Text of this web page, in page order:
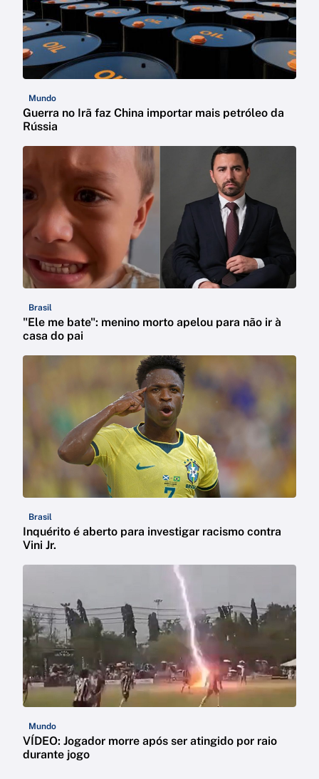
Mundo
Guerra no Irã faz China importar mais petróleo da
Rússia
Brasil
"Ele me bate": menino morto apelou para não ir à
casa do pai
Brasil
Inquérito é aberto para investigar racismo contra
Vini Jr.
Mundo
VÍDEO: Jogador morre após ser atingido por raio
durante jogo